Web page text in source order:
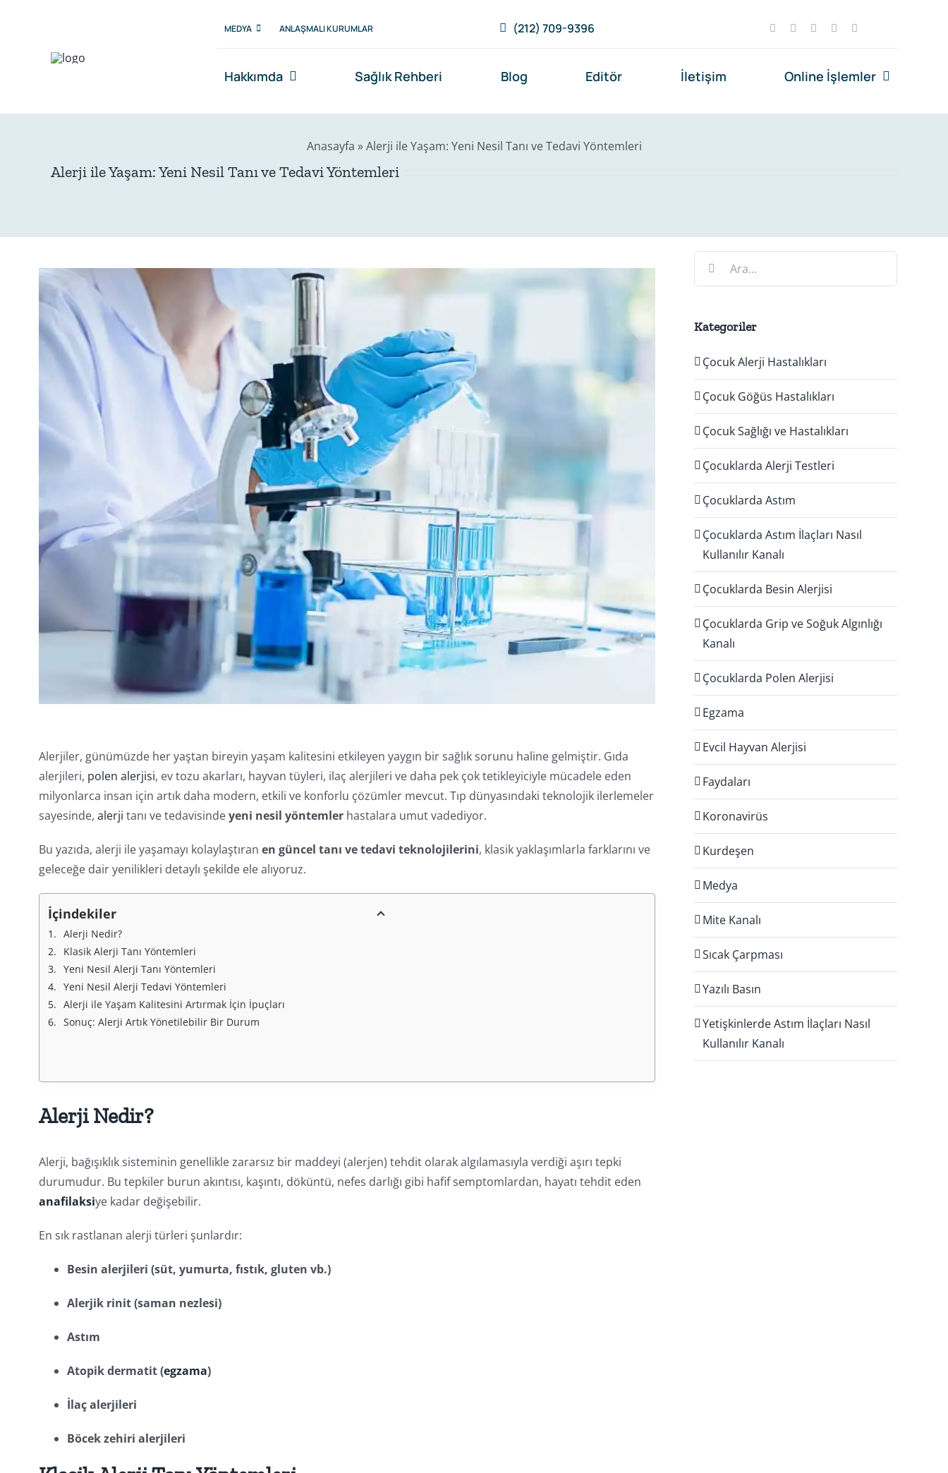
MEDYA ANLAŞMALI KURUMLAR (212) 709-9396
Hakkımda Sağlık Rehberi Blog Editör İletişim Online İşlemler
Anasayfa »Alerji ile Yaşam: Yeni Nesil Tanı ve Tedavi Yöntemleri
Alerji ile Yaşam: Yeni Nesil Tanı ve Tedavi Yöntemleri
Alerjiler, günümüzde her yaştan bireyin yaşam kalitesini etkileyen yaygın bir sağlık sorunu haline gelmiştir. Gıda
alerjileri, polen alerjisi, ev tozu akarları, hayvan tüyleri, ilaç alerjileri ve daha pek çok tetikleyiciyle mücadele eden
milyonlarca insan için artık daha modern, etkili ve konforlu çözümler mevcut. Tıp dünyasındaki teknolojik ilerlemeler
sayesinde,alerji tanı ve tedavisindeyeni nesil yöntemler hastalara umut vadediyor.
Bu yazıda, alerji ile yaşamayı kolaylaştıranen güncel tanı ve tedavi teknolojilerini, klasik yaklaşımlarla farklarını ve
geleceğe dair yenilikleri detaylı şekilde ele alıyoruz.
İçindekiler
Alerji Nedir?
Klasik Alerji Tanı Yöntemleri
Yeni Nesil Alerji Tanı Yöntemleri
Yeni Nesil Alerji Tedavi Yöntemleri
Alerji ile Yaşam Kalitesini Artırmak İçin İpuçları
Sonuç: Alerji Artık Yönetilebilir Bir Durum
Alerji Nedir?
Alerji, bağışıklık sisteminin genellikle zararsız bir maddeyi (alerjen) tehdit olarak algılamasıyla verdiği aşırı tepki
durumudur. Bu tepkiler burun akıntısı, kaşıntı, döküntü, nefes darlığı gibi hafif semptomlardan, hayatı tehdit eden
anafilaksiye kadar değişebilir.
En sık rastlanan alerji türleri şunlardır:
Besin alerjileri (süt, yumurta, fıstık, gluten vb.)
Alerjik rinit (saman nezlesi)
Astım
Atopik dermatit (egzama)
İlaç alerjileri
Böcek zehiri alerjileri
Ara:
Kategoriler
Çocuk Alerji Hastalıkları
Çocuk Göğüs Hastalıkları
Çocuk Sağlığı ve Hastalıkları
Çocuklarda Alerji Testleri
Çocuklarda Astım
Çocuklarda Astım İlaçları Nasıl
Kullanılır Kanalı
Çocuklarda Besin Alerjisi
Çocuklarda Grip ve Soğuk Algınlığı
Kanalı
Çocuklarda Polen Alerjisi
Egzama
Evcil Hayvan Alerjisi
Faydaları
Koronavirüs
Kurdeşen
Medya
Mite Kanalı
Sıcak Çarpması
Yazılı Basın
Yetişkinlerde Astım İlaçları Nasıl
Kullanılır Kanalı